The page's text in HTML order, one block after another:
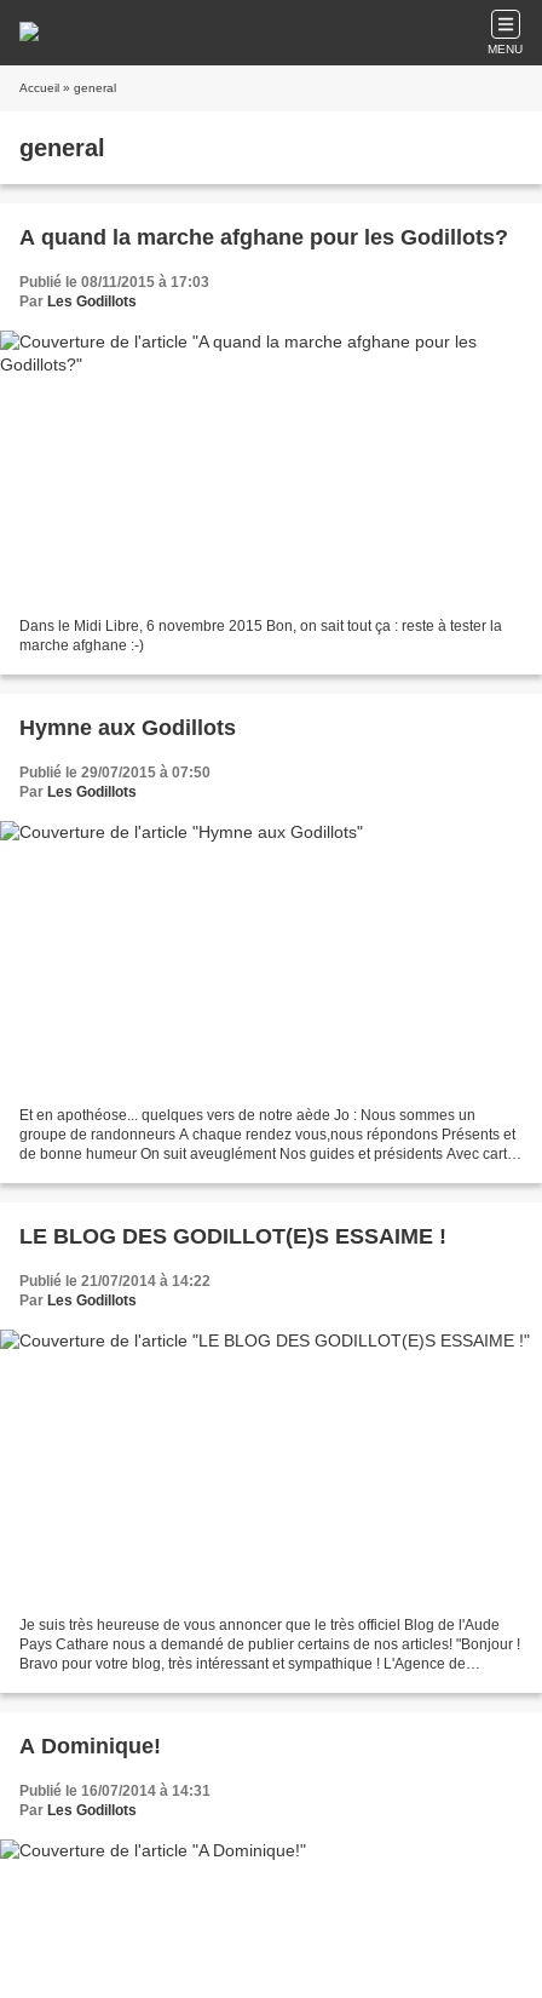
MENU
Accueil » general
general
A quand la marche afghane pour les Godillots?
Publié le 08/11/2015 à 17:03
Par Les Godillots
Dans le Midi Libre, 6 novembre 2015 Bon, on sait tout ça : reste à tester la
marche afghane :-)
Hymne aux Godillots
Publié le 29/07/2015 à 07:50
Par Les Godillots
Et en apothéose... quelques vers de notre aède Jo : Nous sommes un
groupe de randonneurs A chaque rendez vous,nous répondons Présents et
de bonne humeur On suit aveuglément Nos guides et présidents Avec cartes
LE BLOG DES GODILLOT(E)S ESSAIME !
Publié le 21/07/2014 à 14:22
Par Les Godillots
Je suis très heureuse de vous annoncer que le très officiel Blog de l'Aude
Pays Cathare nous a demandé de publier certains de nos articles! "Bonjour !
Bravo pour votre blog, très intéressant et sympathique ! L'Agence de
A Dominique!
Publié le 16/07/2014 à 14:31
Par Les Godillots